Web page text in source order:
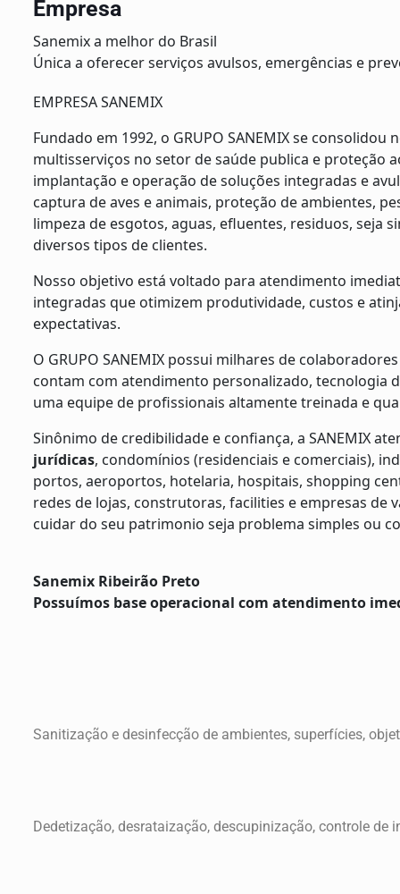
Empresa
Sanemix a melhor do Brasil
Única a oferecer serviços avulsos, emergências e
EMPRESA SANEMIX
Fundado em 1992, o GRUPO SANEMIX se
multisserviços no setor de saúde publica e proteção
implantação e operação de soluções integradas e
captura de aves e animais, proteção de ambientes,
limpeza de esgotos, aguas, efluentes, residuos, seja
diversos tipos de clientes.
Nosso objetivo está voltado para atendimento
integradas que otimizem produtividade, custos e
expectativas.
O GRUPO SANEMIX possui milhares de
contam com atendimento personalizado, tecnologia
uma equipe de profissionais altamente treinada e
Sinônimo de credibilidade e confiança, a SANEMIX
jurídicas, condomínios (residenciais e comerciais),
portos, aeroportos, hotelaria, hospitais, shopping
redes de lojas, construtoras, facilities e empresas de
cuidar do seu patrimonio seja problema simples ou
Sanemix Ribeirão Preto
Possuímos base operacional com atendimento
Sanitização e desinfecção de ambientes, superfícies,
Dedetização, desrataização, descupinização, controle